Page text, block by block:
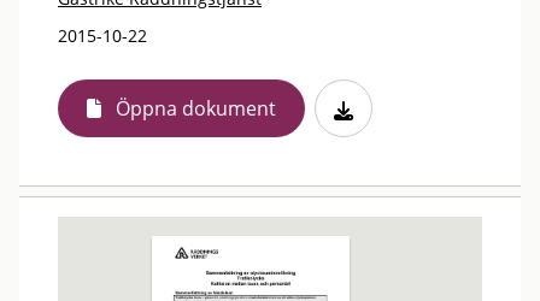
2015-10-22
Öppna dokument